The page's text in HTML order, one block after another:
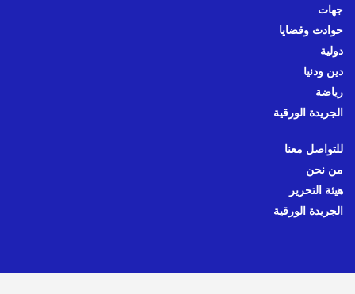
جهات
حوادث وقضايا
دولية
دين ودنيا
رياضة
الجريدة الورقية
للتواصل معنا
من نحن
هيئة التحرير
الجريدة الورقية